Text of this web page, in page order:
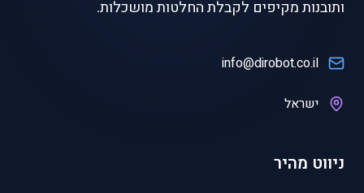
ותובנות מקיפים לקבלת החלטות מושכלות.
info@dirobot.co.il
ישראל
ניווט מהיר